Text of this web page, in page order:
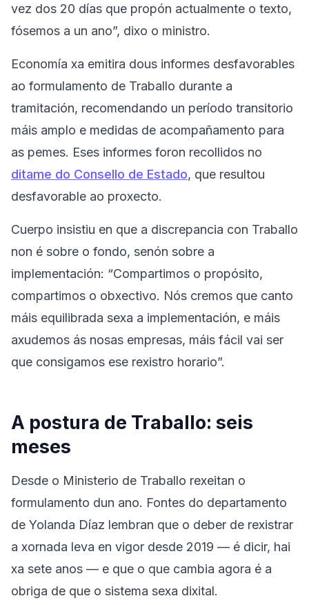
vez dos 20 días que propón actualmente o texto,
fósemos a un ano”, dixo o ministro.
Economía xa emitira dous informes desfavorables
ao formulamento de Traballo durante a
tramitación, recomendando un período transitorio
máis amplo e medidas de acompañamento para
as pemes. Eses informes foron recollidos no
ditame do Consello de Estado, que resultou
desfavorable ao proxecto.
Cuerpo insistiu en que a discrepancia con Traballo
non é sobre o fondo, senón sobre a
implementación: “Compartimos o propósito,
compartimos o obxectivo. Nós cremos que canto
máis equilibrada sexa a implementación, e máis
axudemos ás nosas empresas, máis fácil vai ser
que consigamos ese rexistro horario”.
A postura de Traballo: seis
meses
Desde o Ministerio de Traballo rexeitan o
formulamento dun ano. Fontes do departamento
de Yolanda Díaz lembran que o deber de rexistrar
a xornada leva en vigor desde 2019 — é dicir, hai
xa sete anos — e que o que cambia agora é a
obriga de que o sistema sexa dixital.